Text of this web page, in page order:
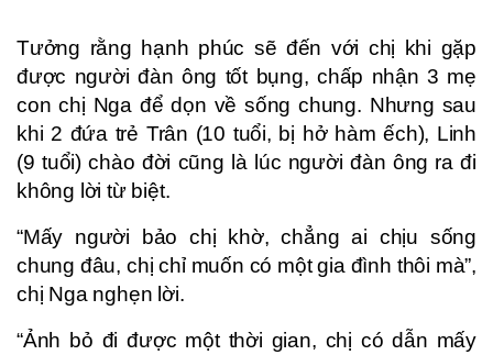
Tưởng rằng hạnh phúc sẽ đến với chị khi gặp
được người đàn ông tốt bụng, chấp nhận 3 mẹ
con chị Nga để dọn về sống chung. Nhưng sau
khi 2 đứa trẻ Trân (10 tuổi, bị hở hàm ếch), Linh
(9 tuổi) chào đời cũng là lúc người đàn ông ra đi
không lời từ biệt.
“Mấy người bảo chị khờ, chẳng ai chịu sống
chung đâu, chị chỉ muốn có một gia đình thôi mà”,
chị Nga nghẹn lời.
“Ảnh bỏ đi được một thời gian, chị có dẫn mấy